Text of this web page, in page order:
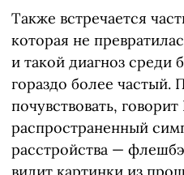
Также встречается
которая не
и такой диагноз среди
гораздо более
почувствовать,
распространенный
расстройства —
видит картинки из